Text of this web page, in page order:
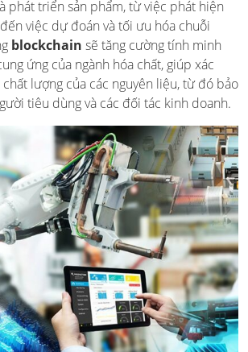
phát triển sản phẩm, từ việc phát hiện
việc dự đoán và tối ưu hóa chuỗi
blockchain sẽ tăng cường tính minh
ứng của ngành hóa chất, giúp xác
lượng của các nguyên liệu, từ đó bảo
tiêu dùng và các đối tác kinh doanh.